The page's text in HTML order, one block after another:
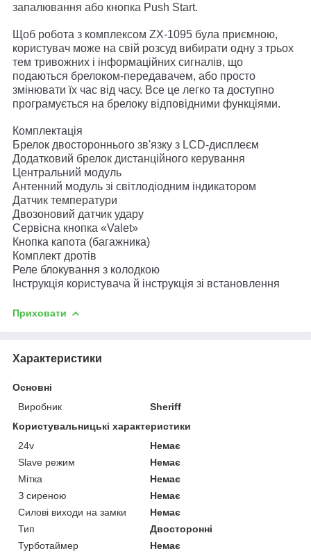
запалювання або кнопка Push Start.
Щоб робота з комплексом ZX-1095 була приємною,
користувач може на свій розсуд вибирати одну з трьох
тем тривожних і інформаційних сигналів, що
подаються брелоком-передавачем, або просто
змінювати їх час від часу. Все це легко та доступно
програмується на брелоку відповідними функціями.
Комплектація
Брелок двостороннього зв'язку з LCD-дисплеєм
Додатковий брелок дистанційного керування
Центральний модуль
Антенний модуль зі світлодіодним індикатором
Датчик температури
Двозоновий датчик удару
Сервісна кнопка «Valet»
Кнопка капота (багажника)
Комплект дротів
Реле блокування з колодкою
Інструкція користувача й інструкція зі встановлення
Приховати
Характеристики
Основні
Виробник
Sheriff
Користувальницькі характеристики
24v
Немає
Slave режим
Немає
Мітка
Немає
З сиреною
Немає
Силові виходи на замки
Немає
Тип
Двосторонні
Турботаймер
Немає